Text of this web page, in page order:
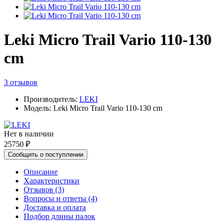
Leki Micro Trail Vario 110-130
cm
3 отзывов
Производитель: LEKI
Модель: Leki Micro Trail Vario 110-130 cm
Нет в наличии
25750 ₽
Сообщить о поступлении
Описание
Характеристики
Отзывов (3)
Вопросы и ответы (4)
Доставка и оплата
Подбор длины палок